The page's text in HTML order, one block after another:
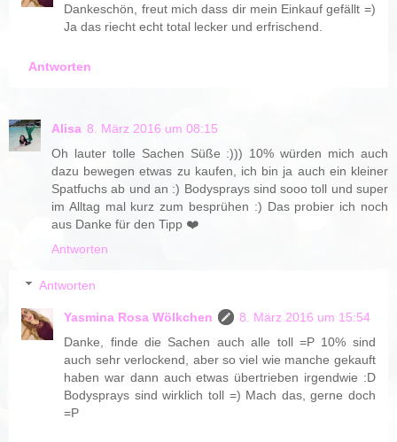
Dankeschön, freut mich dass dir mein Einkauf gefällt =)
Ja das riecht echt total lecker und erfrischend.
Antworten
Alisa 8. März 2016 um 08:15
Oh lauter tolle Sachen Süße :))) 10% würden mich auch
dazu bewegen etwas zu kaufen, ich bin ja auch ein kleiner
Spatfuchs ab und an :) Bodysprays sind sooo toll und super
im Alltag mal kurz zum besprühen :) Das probier ich noch
aus Danke für den Tipp ❤️
Antworten
Antworten
Yasmina Rosa Wölkchen
8. März 2016 um 15:54
Danke, finde die Sachen auch alle toll =P 10% sind
auch sehr verlockend, aber so viel wie manche gekauft
haben war dann auch etwas übertrieben irgendwie :D
Bodysprays sind wirklich toll =) Mach das, gerne doch
=P